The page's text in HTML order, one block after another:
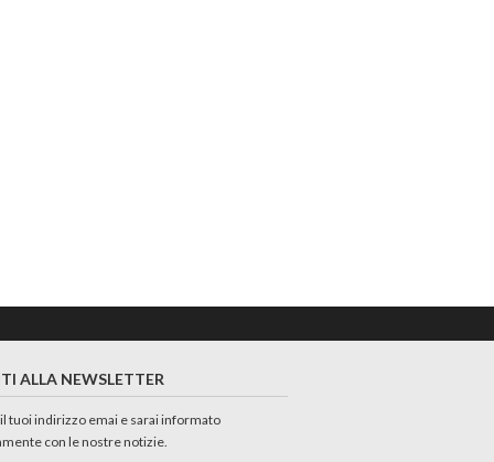
ALLA NEWSLETTER
tuoi indirizzo emai e sarai informato
con le nostre notizie.